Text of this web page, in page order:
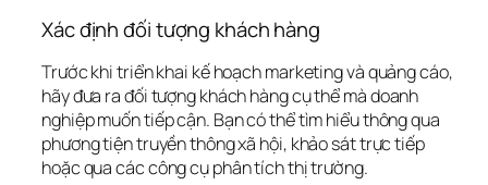
Xác định đối tượng khách hàng
Trước khi triển khai kế hoạch marketing và quảng cáo,
hãy đưa ra đối tượng khách hàng cụ thể mà doanh
nghiệp muốn tiếp cận. Bạn có thể tìm hiểu thông qua
phương tiện truyền thông xã hội, khảo sát trực tiếp
hoặc qua các công cụ phân tích thị trường.